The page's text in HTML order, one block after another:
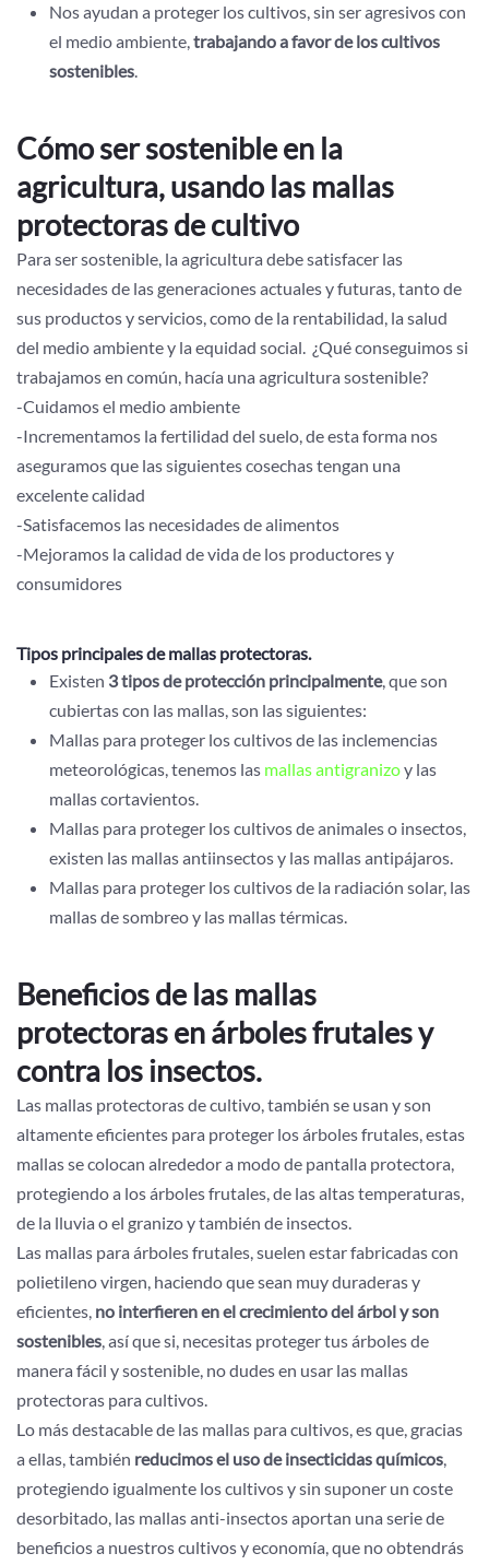
Nos ayudan a proteger los cultivos, sin ser agresivos con
el medio ambiente,trabajando a favor de los cultivos
sostenibles.
Cómo ser sostenible en la
agricultura, usando las mallas
protectoras de cultivo
Para ser sostenible, la agricultura debe satisfacer las
necesidades de las generaciones actuales y futuras, tanto de
sus productos y servicios, como de la rentabilidad, la salud
del medio ambiente y la equidad social. ¿Qué conseguimos si
trabajamos en común, hacía una agricultura sostenible?
-Cuidamos el medio ambiente
-Incrementamos la fertilidad del suelo, de esta forma nos
aseguramos que las siguientes cosechas tengan una
excelente calidad
-Satisfacemos las necesidades de alimentos
-Mejoramos la calidad de vida de los productores y
consumidores
Tipos principales de mallas protectoras.
Existen 3 tipos de protección principalmente, que son
cubiertas con las mallas, son las siguientes:
Mallas para proteger los cultivos de las inclemencias
meteorológicas, tenemos las mallas antigranizoy las
mallas cortavientos.
Mallas para proteger los cultivos de animales o insectos,
existen las mallas antiinsectos y las mallas antipájaros.
Mallas para proteger los cultivos de la radiación solar, las
mallas de sombreo y las mallas térmicas.
Beneficios de las mallas
protectoras en árboles frutales y
contra los insectos.
Las mallas protectoras de cultivo, también se usan y son
altamente eficientes para proteger los árboles frutales, estas
mallas se colocan alrededor a modo de pantalla protectora,
protegiendo a los árboles frutales, de las altas temperaturas,
de la lluvia o el granizo y también de insectos.
Las mallas para árboles frutales, suelen estar fabricadas con
polietileno virgen, haciendo que sean muy duraderas y
eficientes, no interfieren en el crecimiento del árbol y son
sostenibles, así que si, necesitas proteger tus árboles de
manera fácil y sostenible, no dudes en usar las mallas
protectoras para cultivos.
Lo más destacable de las mallas para cultivos, es que, gracias
a ellas, también reducimos el uso de insecticidas químicos,
protegiendo igualmente los cultivos y sin suponer un coste
desorbitado, las mallas anti-insectos aportan una serie de
beneficios a nuestros cultivos y economía, que no obtendrás